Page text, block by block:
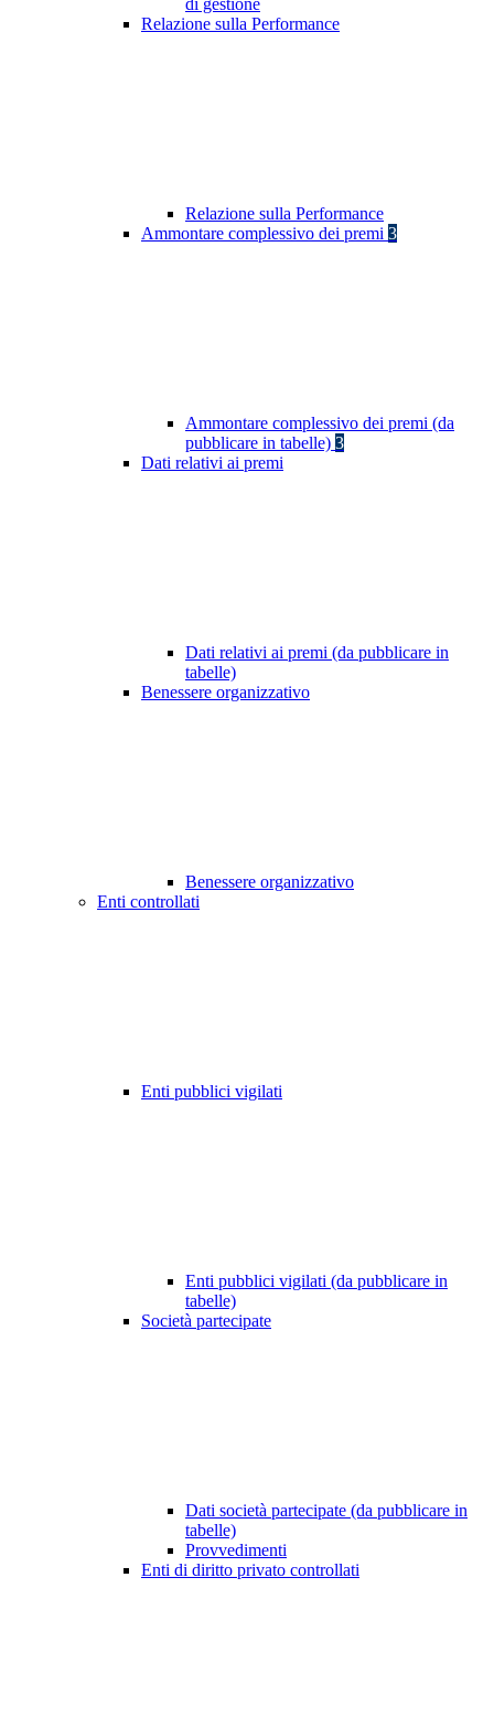
di gestione
Relazione sulla Performance
Relazione sulla Performance
Ammontare complessivo dei premi 3
Ammontare complessivo dei premi (da
pubblicare in tabelle) 3
Dati relativi ai premi
Dati relativi ai premi (da pubblicare in
tabelle)
Benessere organizzativo
Benessere organizzativo
Enti controllati
Enti pubblici vigilati
Enti pubblici vigilati (da pubblicare in
tabelle)
Società partecipate
Dati società partecipate (da pubblicare in
tabelle)
Provvedimenti
Enti di diritto privato controllati